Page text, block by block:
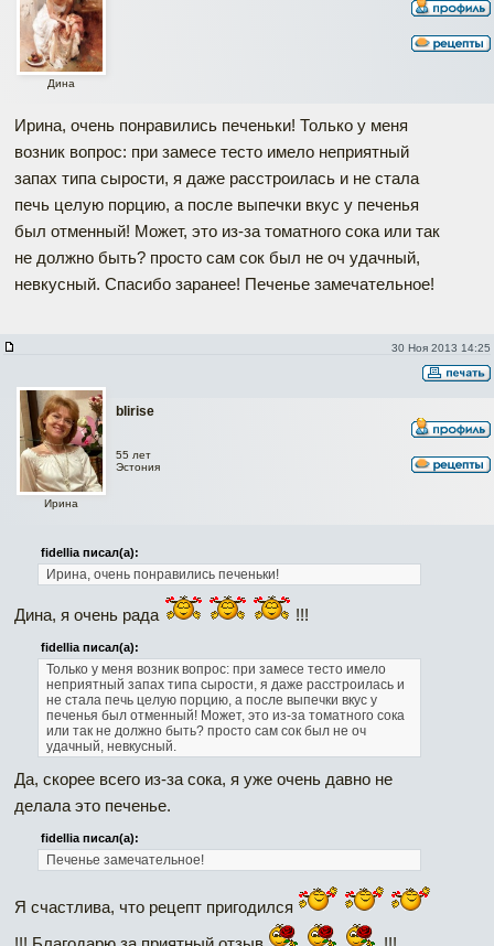
Дина
Ирина, очень понравились печеньки! Только у меня
возник вопрос: при замесе тесто имело неприятный
запах типа сырости, я даже расстроилась и не стала
печь целую порцию, а после выпечки вкус у печенья
был отменный! Может, это из-за томатного сока или так
не должно быть? просто сам сок был не оч удачный,
невкусный. Спасибо заранее! Печенье замечательное!
30 Ноя 2013 14:25
blirise
Ирина
55 лет
Эстония
fidellia писал(а):
Ирина, очень понравились печеньки!
Дина, я очень рада !!!
fidellia писал(а):
Только у меня возник вопрос: при замесе тесто имело
неприятный запах типа сырости, я даже расстроилась и
не стала печь целую порцию, а после выпечки вкус у
печенья был отменный! Может, это из-за томатного сока
или так не должно быть? просто сам сок был не оч
удачный, невкусный.
Да, скорее всего из-за сока, я уже очень давно не
делала это печенье.
fidellia писал(а):
Печенье замечательное!
Я счастлива, что рецепт пригодился